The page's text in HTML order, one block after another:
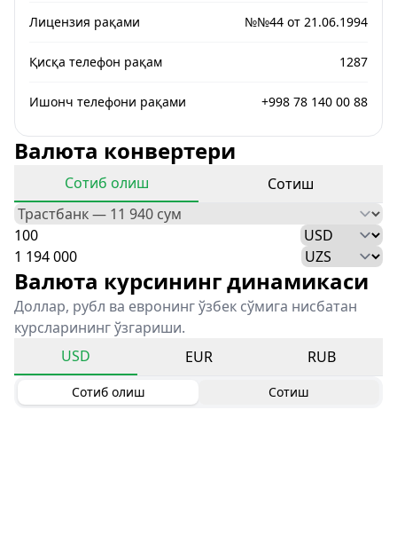
Лицензия рақами №№44 от 21.06.1994
Қисқа телефон рақам 1287
Ишонч телефони рақами +998 78 140 00 88
Валюта конвертери
Сотиб олиш Сотиш
Валюта курсининг динамикаси
Доллар, рубл ва евронинг ўзбек сўмига нисбатан
курсларининг ўзгариши.
USD
EUR RUB
Сотиб олиш Сотиш